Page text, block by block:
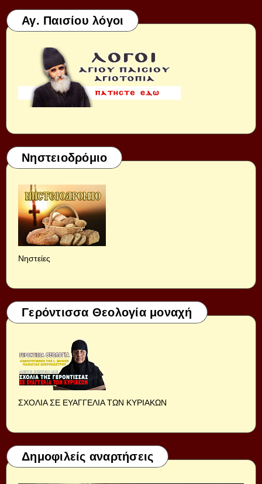
Αγ. Παισίου λόγοι
Νηστειοδρόμιο
Νηστείες
Γερόντισσα Θεολογία μοναχή
ΣΧΟΛΙΑ ΣΕ ΕΥΑΓΓΕΛΙΑ ΤΩΝ ΚΥΡΙΑΚΩΝ
Δημοφιλείς αναρτήσεις